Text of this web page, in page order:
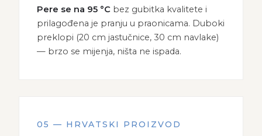
Pere se na 95 °C bez gubitka kvalitete i
prilagođena je pranju u praonicama. Duboki
preklopi (20 cm jastučnice, 30 cm navlake)
— brzo se mijenja, ništa ne ispada.
05 — HRVATSKI PROIZVOD